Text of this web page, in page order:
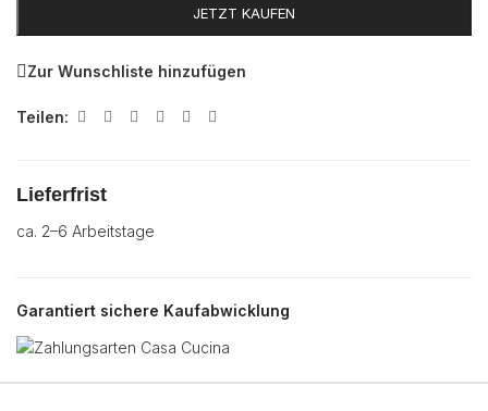
JETZT KAUFEN
Zur Wunschliste hinzufügen
Teilen:
Lieferfrist
ca. 2–6 Arbeitstage
Garantiert sichere Kaufabwicklung